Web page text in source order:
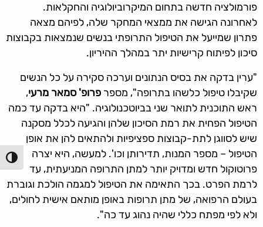
פורמולציה חדשה בתחום המיקרוביולוגיה והחקלאות.
לאחרונה הגישה את ממצאי המחקר שלה, לפיהם מצאה
פתרון שמייעל את הטיפול התרופתי בנשים שנמצאות בקבוצות
סיכון לפיתוח קרישיות יתר במהלך ההיריון.
"ערין בדקה את בסיס הנתונים וערכה סקירה על כל הנשים
שקיבלו טיפול כלשהו בתרופה", מספר פרופ' סמאר מרעי,
ראש התוכנית לתואר שני בביוטכנולוגיה. "היא בדקה עד כמה
הטיפול הפחית את רמת הסיכון שלהן והגיעה לכלל מסקנה
שיש לסווגן לתת-קבוצות ספציפיות ולהתאים להן את אופן
הטיפול – מספר המנות, תדירותן וכו'. למעשה, היא יצרה
פרוטוקול חדש ומדויק יותר למתן התרופה המניעתית, עד
לרמת הפרט. בכך התאימה את הטיפול למגמה הולכת וגוברת
בעולם הרפואה, של מתן תרופות באופן מותאם אישית לחולים,
ולא לפי מפתח כללי שהיה נהוג עד כה".